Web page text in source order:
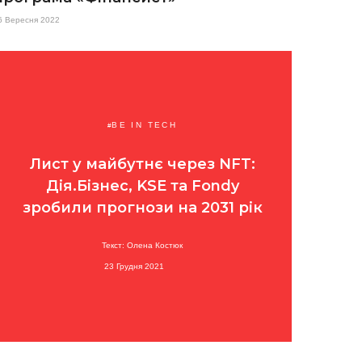
Вересня 2022
BE IN TECH
Лист у майбутнє через NFT:
Дія.Бізнес, KSE та Fondy
зробили прогнози на 2031 рік
Текст: Олена Костюк
23 Грудня 2021